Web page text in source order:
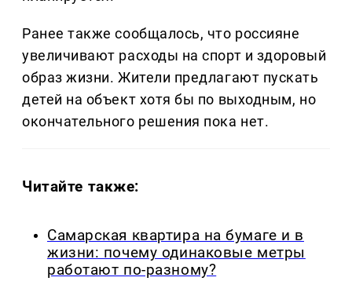
Ранее также сообщалось, что россияне
увеличивают расходы на спорт и здоровый
образ жизни. Жители предлагают пускать
детей на объект хотя бы по выходным, но
окончательного решения пока нет.
Читайте также:
Самарская квартира на бумаге и в
жизни: почему одинаковые метры
работают по-разному?